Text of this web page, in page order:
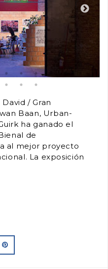
/ Gran
Baan, Urban-
ha ganado el
de
al mejor proyecto
La exposición